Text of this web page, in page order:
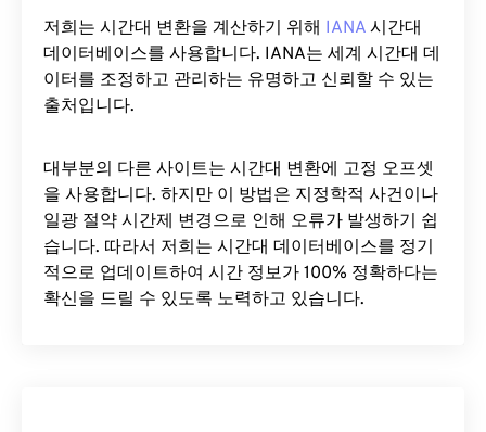
저희는 시간대 변환을 계산하기 위해 IANA 시간대
데이터베이스를 사용합니다. IANA는 세계 시간대 데
이터를 조정하고 관리하는 유명하고 신뢰할 수 있는
출처입니다.
대부분의 다른 사이트는 시간대 변환에 ​​고정 오프셋
을 사용합니다. 하지만 이 방법은 지정학적 사건이나
일광 절약 시간제 변경으로 인해 오류가 발생하기 쉽
습니다. 따라서 저희는 시간대 데이터베이스를 정기
적으로 업데이트하여 시간 정보가 100% 정확하다는
확신을 드릴 수 있도록 노력하고 있습니다.